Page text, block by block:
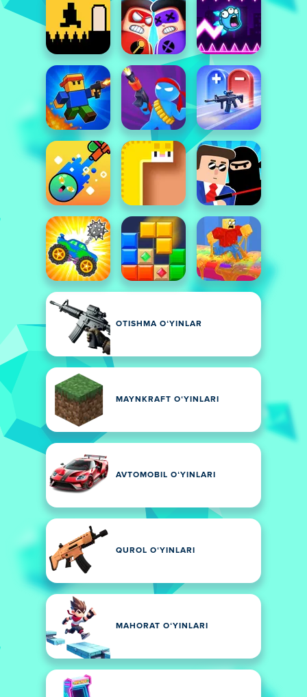
OTISHMA OʻYINLAR
MAYNKRAFT OʻYINLARI
AVTOMOBIL OʻYINLARI
QUROL OʻYINLARI
MAHORAT OʻYINLARI